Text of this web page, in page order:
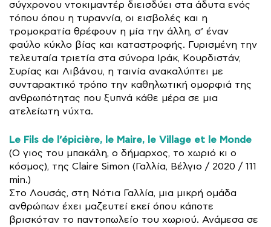
σύγχρονου ντοκιμαντέρ διεισδύει στα άδυτα ενός
τόπου όπου η τυραννία, οι εισβολές και η
τρομοκρατία θρέφουν η μία την άλλη, σ’ έναν
φαύλο κύκλο βίας και καταστροφής. Γυρισμένη την
τελευταία τριετία στα σύνορα Ιράκ, Κουρδιστάν,
Συρίας και Λιβάνου, η ταινία ανακαλύπτει με
συνταρακτικό τρόπο την καθηλωτική ομορφιά της
ανθρωπότητας που ξυπνά κάθε μέρα σε μια
ατελείωτη νύχτα.
Le Fils de l’épicière, le Maire, le Village et le Monde
(Ο γιος του μπακάλη, ο δήμαρχος, το χωριό κι ο
κόσμος), της Claire Simon (Γαλλία, Βέλγιο / 2020 / 111
min.)
Στο Λουσάς, στη Νότια Γαλλία, μια μικρή ομάδα
ανθρώπων έχει μαζευτεί εκεί όπου κάποτε
βρισκόταν το παντοπωλείο του χωριού. Ανάμεσα σε